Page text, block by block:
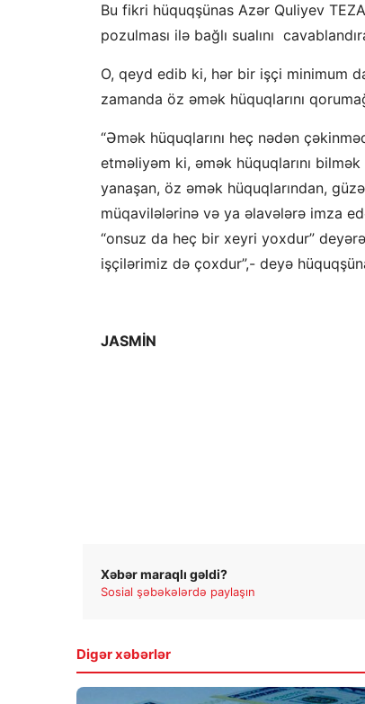
Bu fikri hüquqşünas Azər Quliyev
pozulması ilə bağlı sualını
O, qeyd edib ki, hər bir işçi minimum
zamanda öz əmək hüquqlarını
“Əmək hüquqlarını heç nədən
etməliyəm ki, əmək hüquqlarını
yanaşan, öz əmək hüquqlarından,
müqavilələrinə və ya əlavələrə imza
“onsuz da heç bir xeyri yoxdur”
işçilərimiz də çoxdur”,- deyə
JASMİN
Xəbər maraqlı gəldi?
Sosial şəbəkələrdə paylaşın
Digər xəbərlər